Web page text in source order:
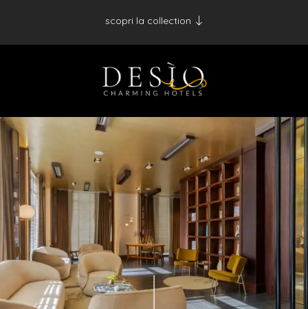
scopri la collection
Desìo Charming Hotels
Palazzo Navona - Roma